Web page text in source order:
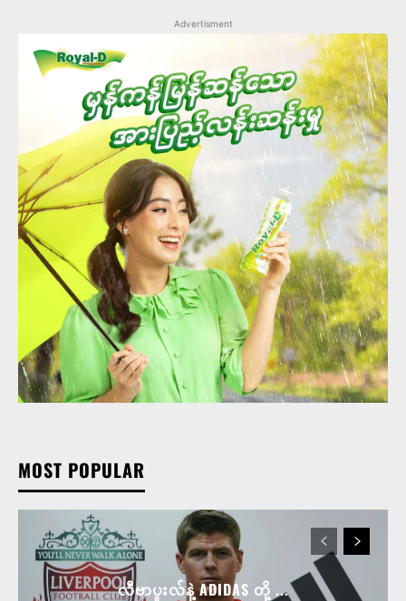
Advertisment
MOST POPULAR
လီဗာပူးလ်နဲ့ ADIDAS တို့ ...